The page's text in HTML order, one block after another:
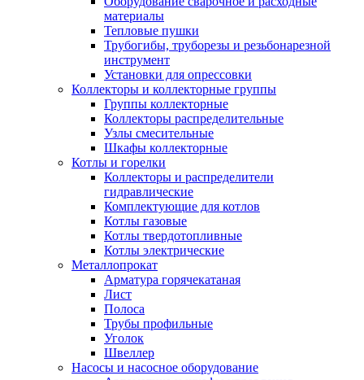
материалы
Тепловые пушки
Трубогибы, труборезы и резьбонарезной
инструмент
Установки для опрессовки
Коллекторы и коллекторные группы
Группы коллекторные
Коллекторы распределительные
Узлы смесительные
Шкафы коллекторные
Котлы и горелки
Коллекторы и распределители
гидравлические
Комплектующие для котлов
Котлы газовые
Котлы твердотопливные
Котлы электрические
Металлопрокат
Арматура горячекатаная
Лист
Полоса
Трубы профильные
Уголок
Швеллер
Насосы и насосное оборудование